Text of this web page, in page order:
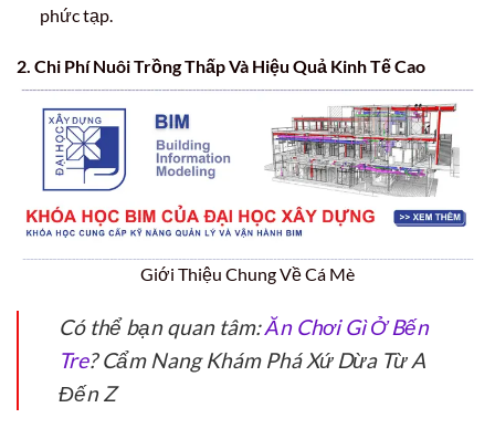
phức tạp.
2. Chi Phí Nuôi Trồng Thấp Và Hiệu Quả Kinh Tế Cao
Giới Thiệu Chung Về Cá Mè
Có thể bạn quan tâm:Ăn Chơi Gì Ở Bến
Tre? Cẩm Nang Khám Phá Xứ Dừa Từ A
Đến Z